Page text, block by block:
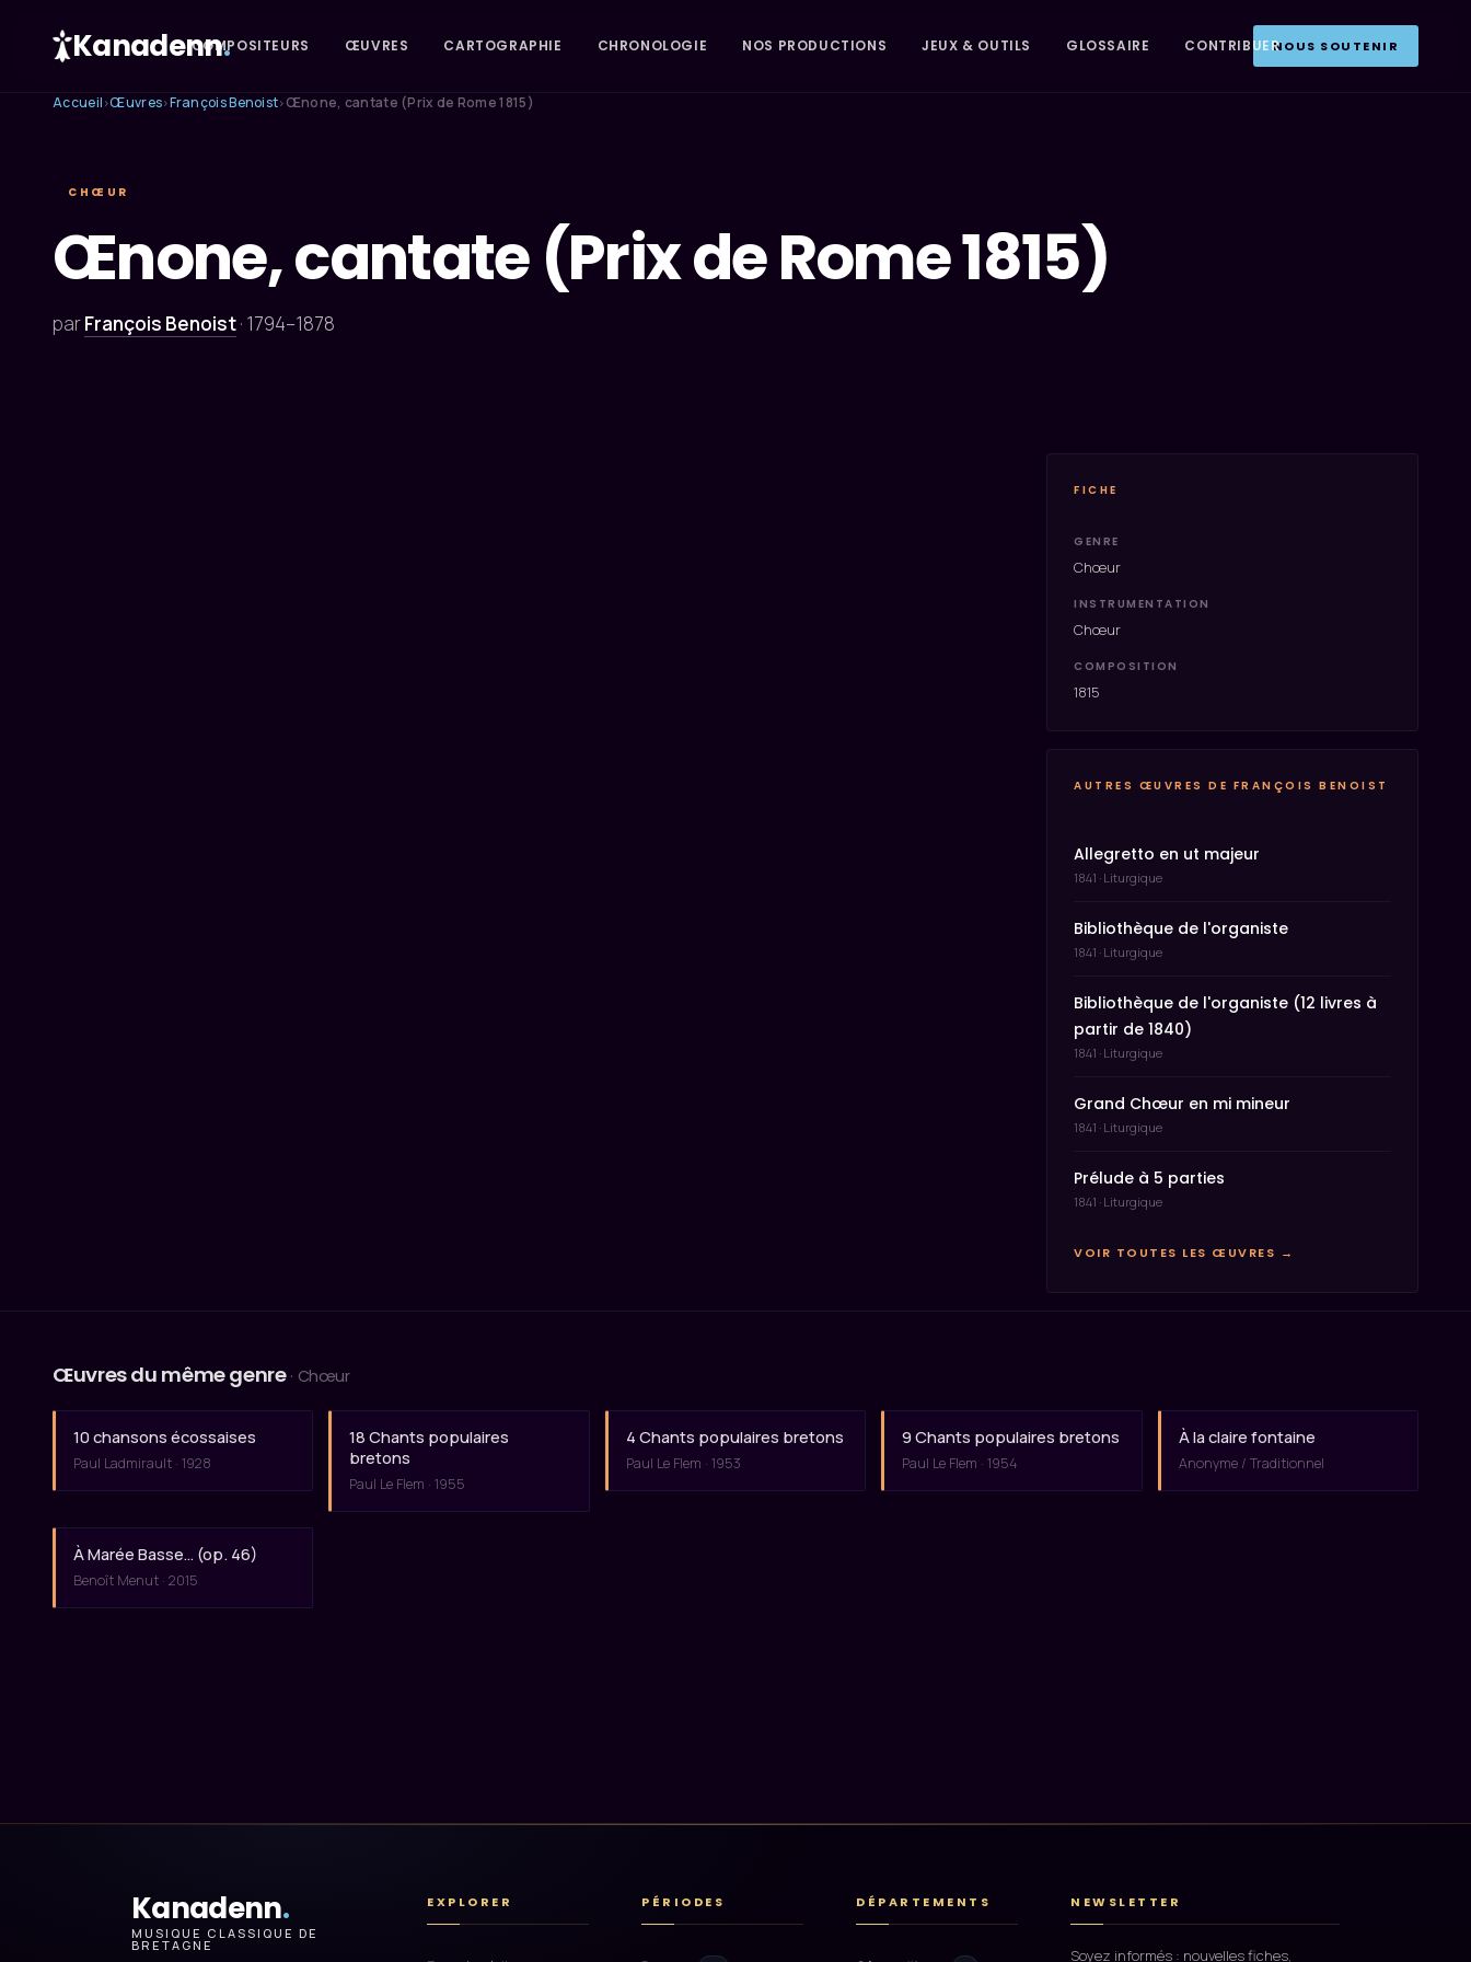
Kanadenn.
COMPOSITEURS ŒUVRES CARTOGRAPHIE CHRONOLOGIE NOS PRODUCTIONS JEUX & OUTILS GLOSSAIRE CONTRIBUERNOUS SOUTENIR
Accueil ›Œuvres›François Benoist› Œnone, cantate (Prix de Rome 1815)
CHŒUR
Œnone, cantate (Prix de Rome 1815)
parFrançois Benoist· 1794–1878
FICHE
GENRE
Chœur
INSTRUMENTATION
Chœur
COMPOSITION
1815
AUTRES ŒUVRES DE FRANÇOIS BENOIST
Allegretto en ut majeur
1841 · Liturgique
Bibliothèque de l'organiste
1841 · Liturgique
Bibliothèque de l'organiste (12 livres à
partir de 1840)
1841 · Liturgique
Grand Chœur en mi mineur
1841 · Liturgique
Prélude à 5 parties
1841 · Liturgique
VOIR TOUTES LES ŒUVRES →
Œuvres du même genre · Chœur
10 chansons écossaises
Paul Ladmirault · 1928
18 Chants populaires
bretons
Paul Le Flem · 1955
4 Chants populaires bretons
Paul Le Flem · 1953
9 Chants populaires bretons
Paul Le Flem · 1954
À la claire fontaine
Anonyme / Traditionnel
À Marée Basse… (op. 46)
Benoît Menut · 2015
Kanadenn.
MUSIQUE CLASSIQUE DE
BRETAGNE
EXPLORER PÉRIODES DÉPARTEMENTS NEWSLETTER
Soyez informés : nouvelles fiches,